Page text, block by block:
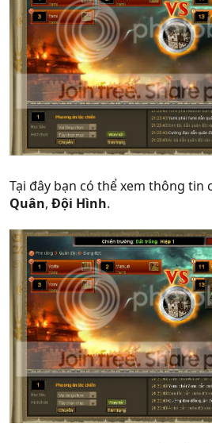
Tại đây bạn có thể xem thông tin
Quân, Đội Hình.